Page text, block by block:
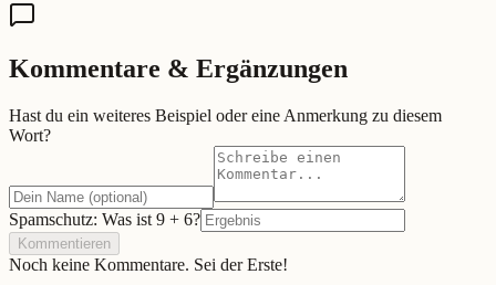
Kommentare & Ergänzungen
Hast du ein weiteres Beispiel oder eine Anmerkung zu diesem
Wort?
Spamschutz: Was ist 9 + 6?
Kommentieren
Noch keine Kommentare. Sei der Erste!